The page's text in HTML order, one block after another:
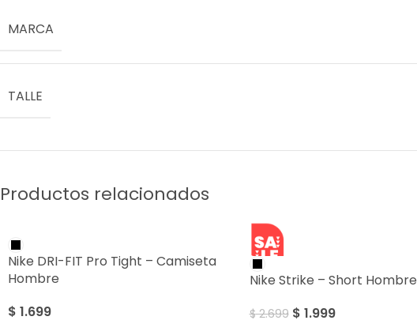
MARCA
TALLE
Productos relacionados
Nike DRI-FIT Pro Tight – Camiseta
Hombre
$ 1.699
SALE
Nike Strike – Short Hombre
$2.699 $ 1.999